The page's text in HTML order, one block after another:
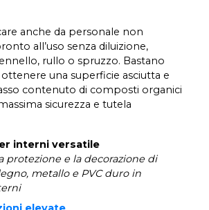
anche da personale non
all’uso senza diluizione,
rullo o spruzzo. Bastano
una superficie asciutta e
contenuto di composti organici
sicurezza e tutela
interni versatile
protezione e la decorazione di
metallo e PVC duro in